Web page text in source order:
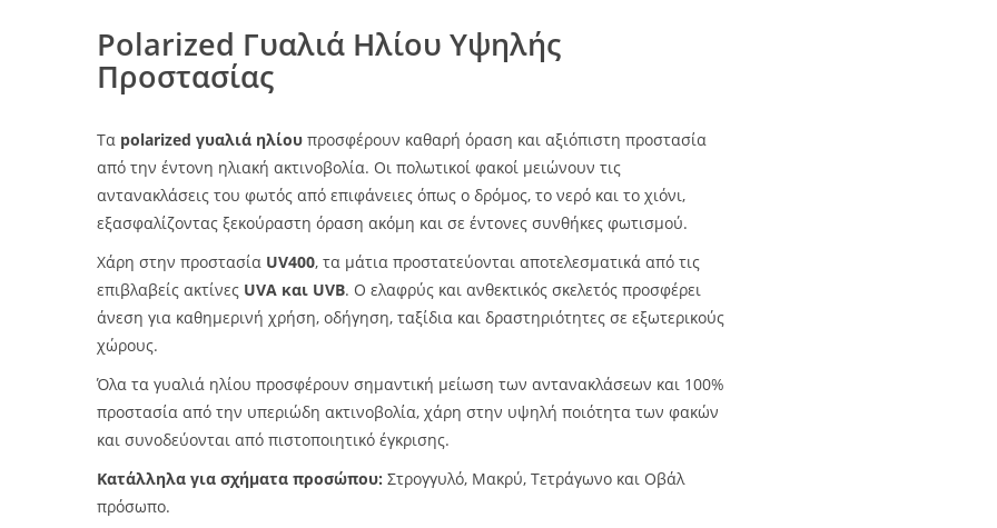
Polarized Γυαλιά Ηλίου Υψηλής
Προστασίας
Τα polarized γυαλιά ηλίου προσφέρουν καθαρή όραση και αξιόπιστη προστασία
από την έντονη ηλιακή ακτινοβολία. Οι πολωτικοί φακοί μειώνουν τις
αντανακλάσεις του φωτός από επιφάνειες όπως ο δρόμος, το νερό και το χιόνι,
εξασφαλίζοντας ξεκούραστη όραση ακόμη και σε έντονες συνθήκες φωτισμού.
Χάρη στην προστασία UV400, τα μάτια προστατεύονται αποτελεσματικά από τις
επιβλαβείς ακτίνες UVA και UVB. Ο ελαφρύς και ανθεκτικός σκελετός προσφέρει
άνεση για καθημερινή χρήση, οδήγηση, ταξίδια και δραστηριότητες σε εξωτερικούς
χώρους.
Όλα τα γυαλιά ηλίου προσφέρουν σημαντική μείωση των αντανακλάσεων και 100%
προστασία από την υπεριώδη ακτινοβολία, χάρη στην υψηλή ποιότητα των φακών
και συνοδεύονται από πιστοποιητικό έγκρισης.
Κατάλληλα για σχήματα προσώπου: Στρογγυλό, Μακρύ, Τετράγωνο και Οβάλ
πρόσωπο.